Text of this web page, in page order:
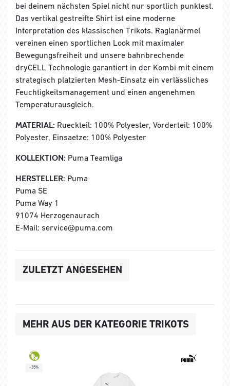
bei deinem nächsten Spiel nicht nur sportlich punktest.
Das vertikal gestreifte Shirt ist eine moderne
Interpretation des klassischen Trikots. Raglanärmel
vereinen einen sportlichen Look mit maximaler
Bewegungsfreiheit und unsere bahnbrechende
dryCELL Technologie garantiert in der Kombi mit einem
strategisch platzierten Mesh-Einsatz ein verlässliches
Feuchtigkeitsmanagement und einen angenehmen
Temperaturausgleich.
MATERIAL: Rueckteil: 100% Polyester, Vorderteil: 100%
Polyester, Einsaetze: 100% Polyester
KOLLEKTION: Puma Teamliga
HERSTELLER: Puma
Puma SE
Puma Way 1
91074 Herzogenaurach
E-Mail: service@puma.com
ZULETZT ANGESEHEN
MEHR AUS DER KATEGORIE TRIKOTS
-35%